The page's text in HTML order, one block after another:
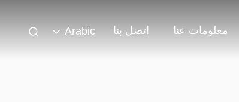
معلومات عنا اتصل بنا Arabic